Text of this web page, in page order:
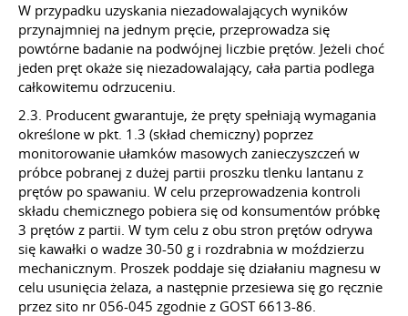
W przypadku uzyskania niezadowalających wyników
przynajmniej na jednym pręcie, przeprowadza się
powtórne badanie na podwójnej liczbie prętów. Jeżeli choć
jeden pręt okaże się niezadowalający, cała partia podlega
całkowitemu odrzuceniu.
2.3. Producent gwarantuje, że pręty spełniają wymagania
określone w pkt. 1.3 (skład chemiczny) poprzez
monitorowanie ułamków masowych zanieczyszczeń w
próbce pobranej z dużej partii proszku tlenku lantanu z
prętów po spawaniu. W celu przeprowadzenia kontroli
składu chemicznego pobiera się od konsumentów próbkę
3 prętów z partii. W tym celu z obu stron prętów odrywa
się kawałki o wadze 30-50 g i rozdrabnia w moździerzu
mechanicznym. Proszek poddaje się działaniu magnesu w
celu usunięcia żelaza, a następnie przesiewa się go ręcznie
przez sito nr 056-045 zgodnie z GOST 6613-86.